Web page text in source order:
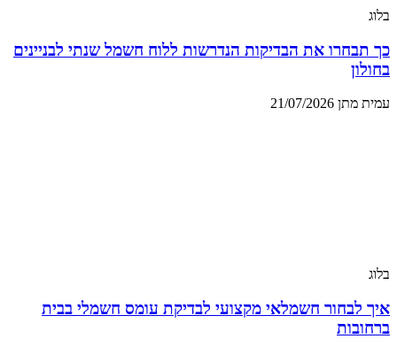
בלוג
כך תבחרו את הבדיקות הנדרשות ללוח חשמל שנתי לבניינים
בחולון
עמית מתן 21/07/2026
בלוג
איך לבחור חשמלאי מקצועי לבדיקת עומס חשמלי בבית
ברחובות